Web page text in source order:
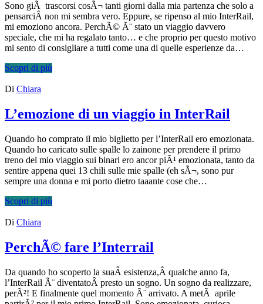
Sono giÃ trascorsi cosÃ¬ tanti giorni dalla mia partenza che solo a
pensarciÂ non mi sembra vero. Eppure, se ripenso al mio InterRail,
mi emoziono ancora. PerchÃ© Ã¨ stato un viaggio davvero
speciale, che mi ha regalato tanto… e che proprio per questo motivo
mi sento di consigliare a tutti come una di quelle esperienze da…
Scopri di più
Di Chiara
L’emozione di un viaggio in InterRail
Quando ho comprato il mio biglietto per l’InterRail ero emozionata.
Quando ho caricato sulle spalle lo zainone per prendere il primo
treno del mio viaggio sui binari ero ancor piÃ¹ emozionata, tanto da
sentire appena quei 13 chili sulle mie spalle (eh sÃ¬, sono pur
sempre una donna e mi porto dietro taaante cose che…
Scopri di più
Di Chiara
PerchÃ© fare l’Interrail
Da quando ho scoperto la suaÂ esistenza,Â qualche anno fa,
l’InterRail Ã¨ diventatoÂ presto un sogno. Un sogno da realizzare,
perÃ²! E finalmente quel momento Ã¨ arrivato. A metÃ aprile